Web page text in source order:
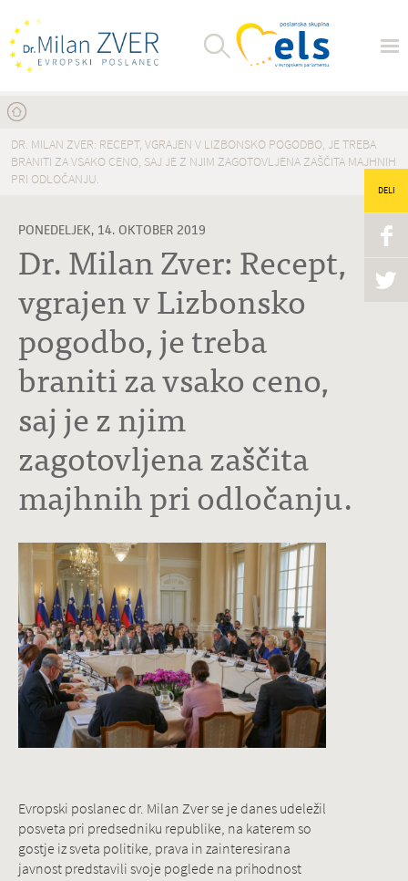
Nahajate se tukaj
DR. MILAN ZVER: RECEPT, VGRAJEN V LIZBONSKO POGODBO, JE TREBA
BRANITI ZA VSAKO CENO, SAJ JE Z NJIM ZAGOTOVLJENA ZAŠČITA MAJHNIH
PRI ODLOČANJU.
PONEDELJEK, 14. OKTOBER 2019
Dr. Milan Zver: Recept,
vgrajen v Lizbonsko
pogodbo, je treba
braniti za vsako ceno,
saj je z njim
zagotovljena zaščita
majhnih pri odločanju.
DELI
Evropski poslanec dr. Milan Zver se je danes udeležil
posveta pri predsedniku republike, na katerem so
gostje iz sveta politike, prava in zainteresirana
javnost predstavili svoje poglede na prihodnost